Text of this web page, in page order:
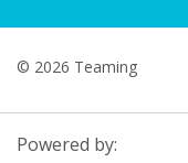
© 2026 Teaming
Powered by: